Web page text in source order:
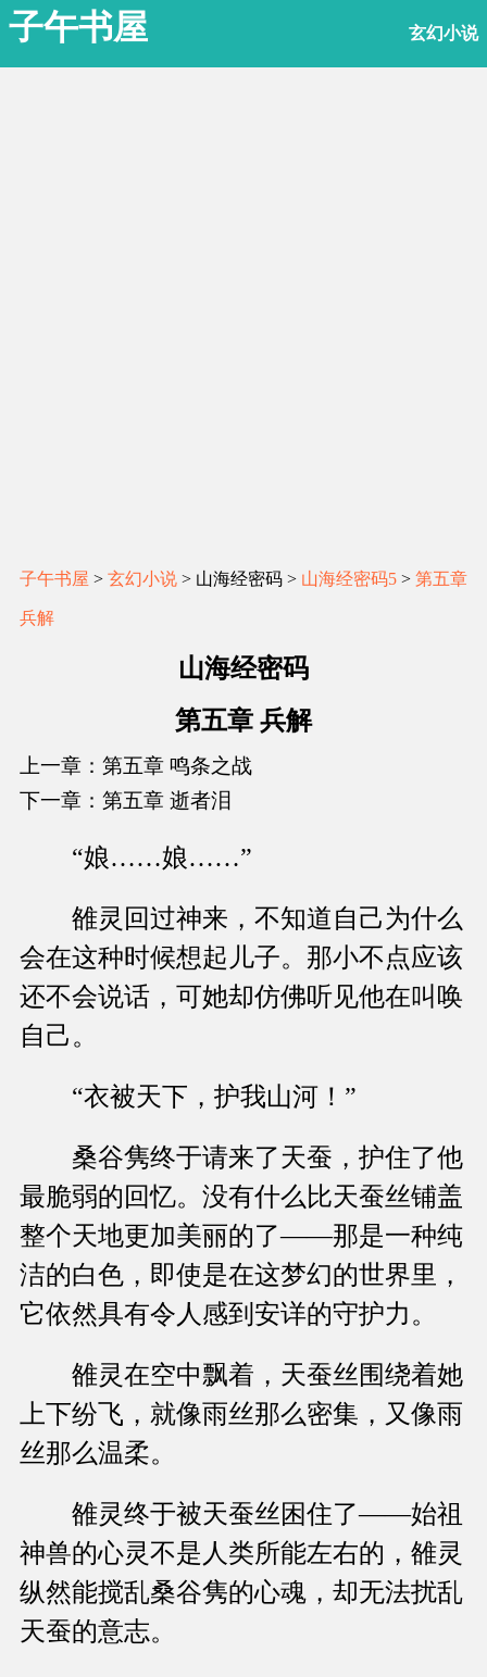
子午书屋 玄幻小说
子午书屋 > 玄幻小说 > 山海经密码 > 山海经密码5 > 第五章
兵解
山海经密码
第五章 兵解
上一章：第五章 鸣条之战
下一章：第五章 逝者泪
“娘……娘……”
雒灵回过神来，不知道自己为什么
会在这种时候想起儿子。那小不点应该
还不会说话，可她却仿佛听见他在叫唤
自己。
“衣被天下，护我山河！”
桑谷隽终于请来了天蚕，护住了他
最脆弱的回忆。没有什么比天蚕丝铺盖
整个天地更加美丽的了——那是一种纯
洁的白色，即使是在这梦幻的世界里，
它依然具有令人感到安详的守护力。
雒灵在空中飘着，天蚕丝围绕着她
上下纷飞，就像雨丝那么密集，又像雨
丝那么温柔。
雒灵终于被天蚕丝困住了——始祖
神兽的心灵不是人类所能左右的，雒灵
纵然能搅乱桑谷隽的心魂，却无法扰乱
天蚕的意志。